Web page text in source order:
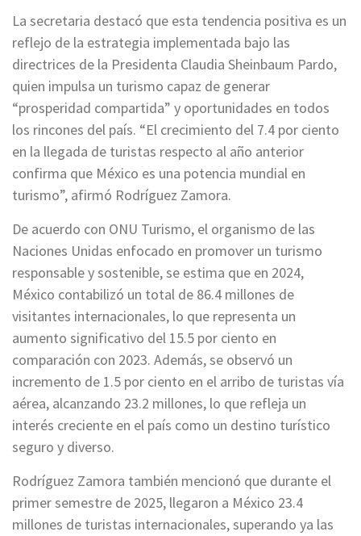
La secretaria destacó que esta tendencia positiva es un
reflejo de la estrategia implementada bajo las
directrices de la Presidenta Claudia Sheinbaum Pardo,
quien impulsa un turismo capaz de generar
“prosperidad compartida” y oportunidades en todos
los rincones del país. “El crecimiento del 7.4 por ciento
en la llegada de turistas respecto al año anterior
confirma que México es una potencia mundial en
turismo”, afirmó Rodríguez Zamora.
De acuerdo con ONU Turismo, el organismo de las
Naciones Unidas enfocado en promover un turismo
responsable y sostenible, se estima que en 2024,
México contabilizó un total de 86.4 millones de
visitantes internacionales, lo que representa un
aumento significativo del 15.5 por ciento en
comparación con 2023. Además, se observó un
incremento de 1.5 por ciento en el arribo de turistas vía
aérea, alcanzando 23.2 millones, lo que refleja un
interés creciente en el país como un destino turístico
seguro y diverso.
Rodríguez Zamora también mencionó que durante el
primer semestre de 2025, llegaron a México 23.4
millones de turistas internacionales, superando ya las